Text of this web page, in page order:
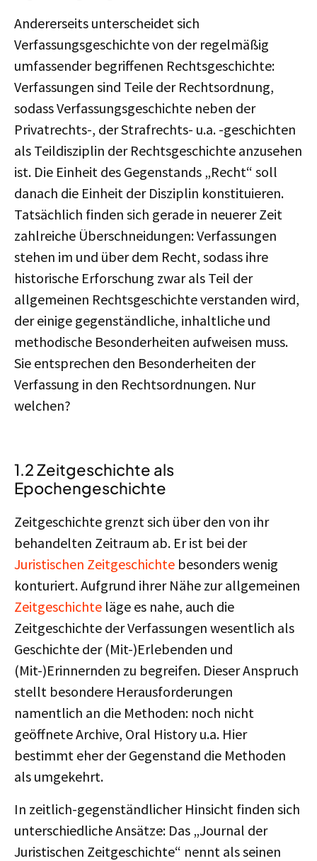
Andererseits unterscheidet sich
Verfassungsgeschichte von der regelmäßig
umfassender begriffenen Rechtsgeschichte:
Verfassungen sind Teile der Rechtsordnung,
sodass Verfassungsgeschichte neben der
Privatrechts-, der Strafrechts- u.a. -geschichten
als Teildisziplin der Rechtsgeschichte anzusehen
ist. Die Einheit des Gegenstands „Recht“ soll
danach die Einheit der Disziplin konstituieren.
Tatsächlich finden sich gerade in neuerer Zeit
zahlreiche Überschneidungen: Verfassungen
stehen im und über dem Recht, sodass ihre
historische Erforschung zwar als Teil der
allgemeinen Rechtsgeschichte verstanden wird,
der einige gegenständliche, inhaltliche und
methodische Besonderheiten aufweisen muss.
Sie entsprechen den Besonderheiten der
Verfassung in den Rechtsordnungen. Nur
welchen?
1.2 Zeitgeschichte als
Epochengeschichte
Zeitgeschichte grenzt sich über den von ihr
behandelten Zeitraum ab. Er ist bei der
Juristischen Zeitgeschichte besonders wenig
konturiert. Aufgrund ihrer Nähe zur allgemeinen
Zeitgeschichte läge es nahe, auch die
Zeitgeschichte der Verfassungen wesentlich als
Geschichte der (Mit-)Erlebenden und
(Mit-)Erinnernden zu begreifen. Dieser Anspruch
stellt besondere Herausforderungen
namentlich an die Methoden: noch nicht
geöffnete Archive, Oral History u.a. Hier
bestimmt eher der Gegenstand die Methoden
als umgekehrt.
In zeitlich-gegenständlicher Hinsicht finden sich
unterschiedliche Ansätze: Das „Journal der
Juristischen Zeitgeschichte“ nennt als seinen